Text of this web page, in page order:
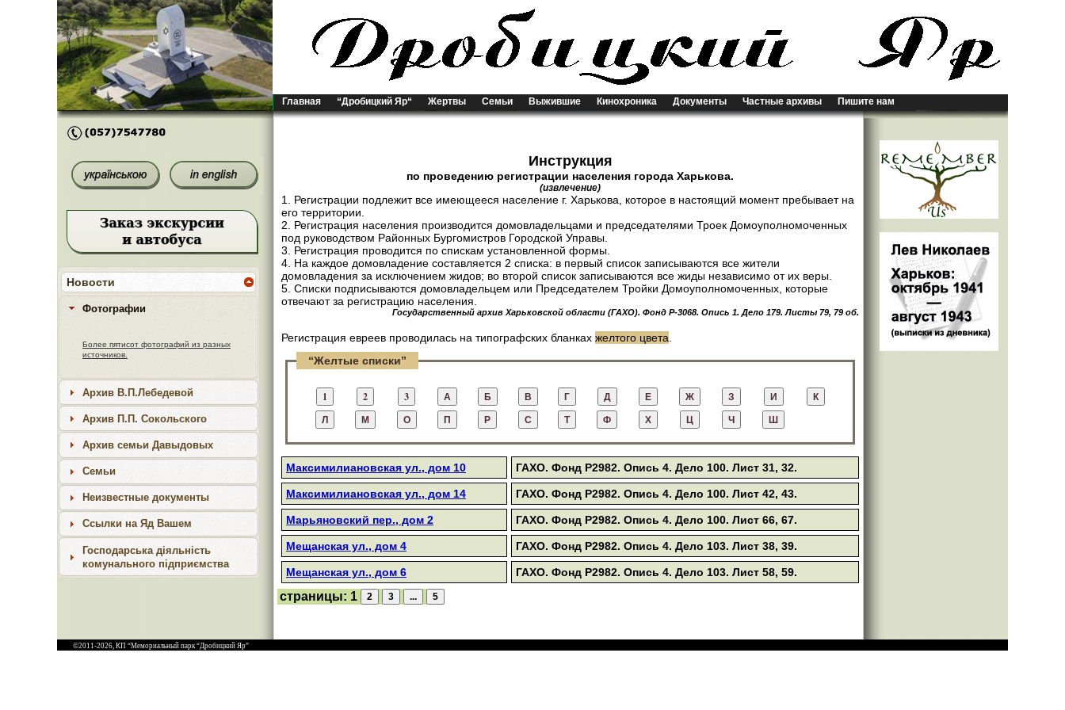
Главная “Дробицкий Яр“ Жертвы Семьи Выжившие Кинохроника Документы Частные архивы Пишите нам
Новости
Фотографии
Более пятисот фотографий из разных
источников.
Архив В.П.Лебедевой
Архив П.П. Сокольского
Архив семьи Давыдовых
Семьи
Неизвестные документы
Ссылки на Яд Вашем
Господарська діяльність
комунального підприємства
Инструкция
по проведению регистрации населения города Харькова.
(извлечение)
1. Регистрации подлежит все имеющееся население г. Харькова, которое в настоящий момент пребывает на
его территории.
2. Регистрация населения производится домовладельцами и председателями Троек Домоуполномоченных
под руководством Районных Бургомистров Городской Управы.
3. Регистрация проводится по спискам установленной формы.
4. На каждое домовладение составляется 2 списка: в первый список записываются все жители
домовладения за исключением жидов; во второй список записываются все жиды независимо от их веры.
5. Списки подписываются домовладельцем или Председателем Тройки Домоуполномоченных, которые
отвечают за регистрацию населения.
Государственный архив Харьковской области (ГАХО). Фонд Р-3068. Опись 1. Дело 179. Листы 79, 79 об.
Регистрация евреев проводилась на типографских бланках желтого цвета
“Желтые списки”
Максимилиановская ул., дом 10 ГАХО. Фонд Р2982. Опись 4. Дело 100. Лист 31, 32.
Максимилиановская ул., дом 14 ГАХО. Фонд Р2982. Опись 4. Дело 100. Лист 42, 43.
Марьяновский пер., дом 2 ГАХО. Фонд Р2982. Опись 4. Дело 100. Лист 66, 67.
Мещанская ул., дом 4 ГАХО. Фонд Р2982. Опись 4. Дело 103. Лист 38, 39.
Мещанская ул., дом 6 ГАХО. Фонд Р2982. Опись 4. Дело 103. Лист 58, 59.
страницы: 1
©2011-2026, КП “Мемориальный парк “Дробицкий Яр”